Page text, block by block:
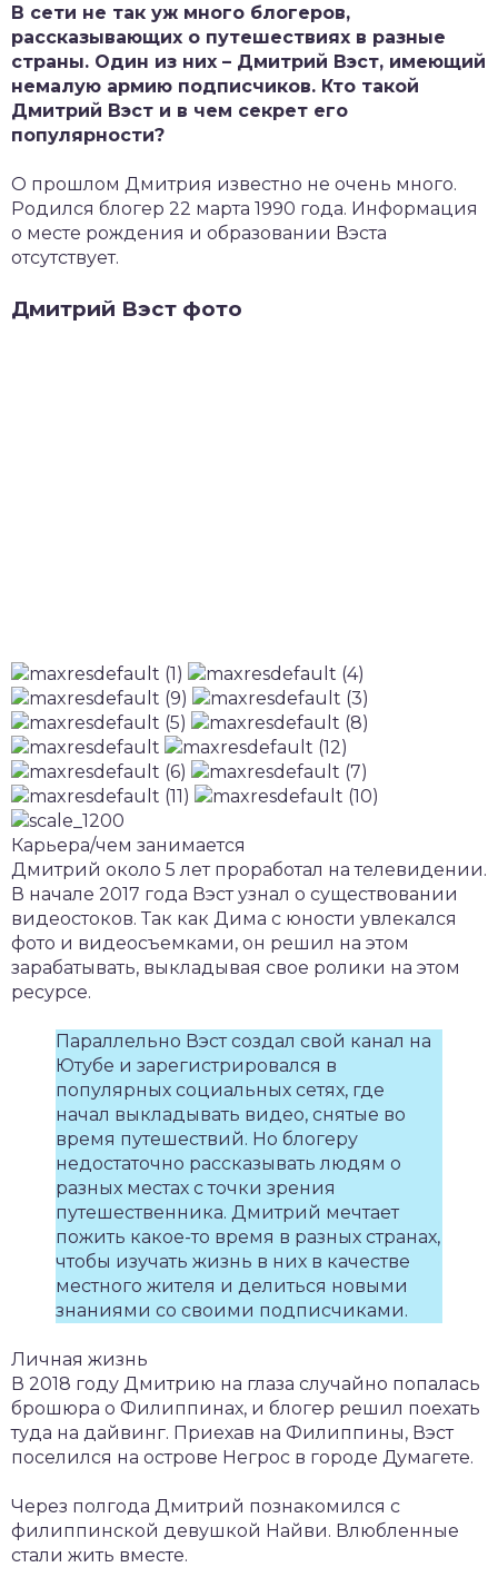
В сети не так уж много блогеров,
рассказывающих о путешествиях в разные
страны. Один из них – Дмитрий Вэст, имеющий
немалую армию подписчиков. Кто такой
Дмитрий Вэст и в чем секрет его
популярности?
О прошлом Дмитрия известно не очень много.
Родился блогер 22 марта 1990 года. Информация
о месте рождения и образовании Вэста
отсутствует.
Дмитрий Вэст фото
Карьера/чем занимается
Дмитрий около 5 лет проработал на телевидении.
В начале 2017 года Вэст узнал о существовании
видеостоков. Так как Дима с юности увлекался
фото и видеосъемками, он решил на этом
зарабатывать, выкладывая свое ролики на этом
ресурсе.
Параллельно Вэст создал свой канал на
Ютубе и зарегистрировался в
популярных социальных сетях, где
начал выкладывать видео, снятые во
время путешествий. Но блогеру
недостаточно рассказывать людям о
разных местах с точки зрения
путешественника. Дмитрий мечтает
пожить какое-то время в разных странах,
чтобы изучать жизнь в них в качестве
местного жителя и делиться новыми
знаниями со своими подписчиками.
Личная жизнь
В 2018 году Дмитрию на глаза случайно попалась
брошюра о Филиппинах, и блогер решил поехать
туда на дайвинг. Приехав на Филиппины, Вэст
поселился на острове Негрос в городе Думагете.
Через полгода Дмитрий познакомился с
филиппинской девушкой Найви. Влюбленные
стали жить вместе.